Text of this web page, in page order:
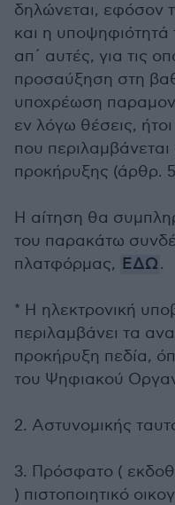
δηλώνεται, εφόσον
και η υποψηφιότητά
απ΄ αυτές, για τις
προσαύξηση στη
υποχρέωση
εν λόγω θέσεις,
που περιλαμβάνεται
προκήρυξης (άρθρ.
Η αίτηση θα
του παρακάτω
πλατφόρμας, ΕΔΩ.
* Η ηλεκτρονική
περιλαμβάνει τα
προκήρυξη πεδία,
του Ψηφιακού
2. Aστυνομικής
3. Πρόσφατο (
) πιστοποιητικό